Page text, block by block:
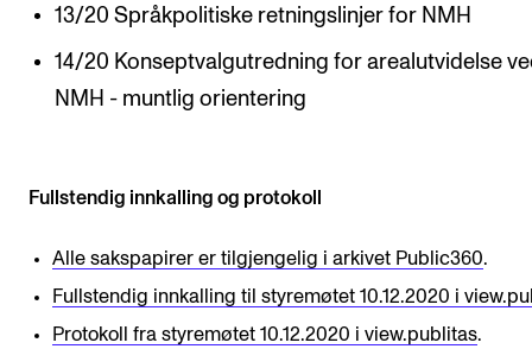
UNDERVISNING OG STUDENTSTØTTE
Eksamen og vitnemål
Digitale ressurser for undervisning
Studentenes psykososiale læringsmiljø
Søknad og opptak
13/20 Språkpolitiske retningslinjer for NMH
14/20 Konseptvalgutredning for arealutvidelse
NMH - muntlig orientering
Fullstendig innkalling og protokoll
Alle sakspapirer er tilgjengelig i arkivet Public360.
Fullstendig innkalling til styremøtet 10.12.2020 i
Protokoll fra styremøtet 10.12.2020 i view.publitas.